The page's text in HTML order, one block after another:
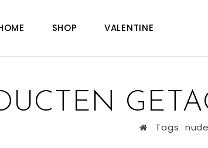
SHOP VALENTINE
Tags nude